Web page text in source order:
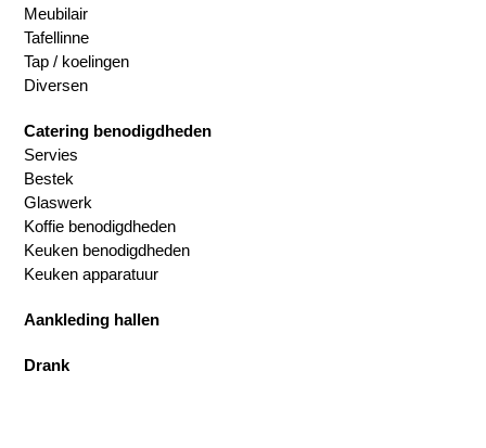
Meubilair
Tafellinne
Tap / koelingen
Diversen
Catering benodigdheden
Servies
Bestek
Glaswerk
Koffie benodigdheden
Keuken benodigdheden
Keuken apparatuur
Aankleding hallen
Drank